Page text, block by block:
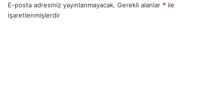
E-posta adresiniz yayınlanmayacak. Gerekli alanlar * ile
işaretlenmişlerdir